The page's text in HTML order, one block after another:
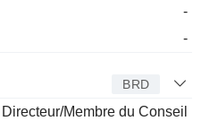
-
-
BRD
Directeur/Membre du Conseil